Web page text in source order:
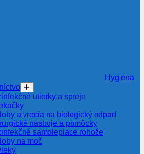
Hygiena
utierky a spreje
a vrecia na biologický odpad
nástroje a pomôcky
samolepiace rohože
na moč